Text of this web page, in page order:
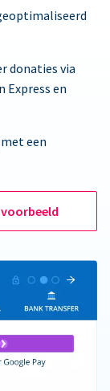
donaties via
Express en
een